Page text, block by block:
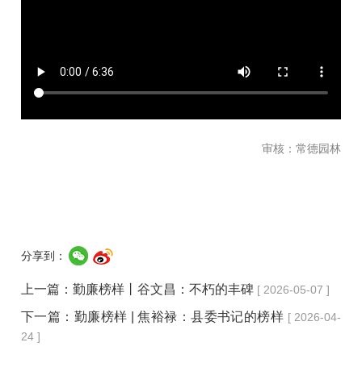
审核：常德园林
分享到：
上一篇：勤廉榜样丨谷文昌：不朽的丰碑 [ 2026-05-07 ]
下一篇： 勤廉榜样 | 焦裕禄：县委书记的榜样 [ 2026-04-
24 ]